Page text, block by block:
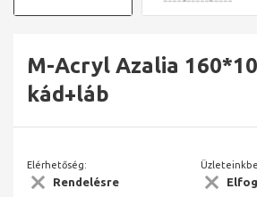
M-Acryl Azalia
kád+láb
Elérhetőség:
Rendelésre